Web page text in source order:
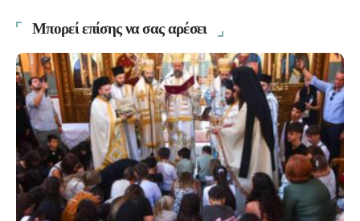
Μπορεί επίσης να σας αρέσει